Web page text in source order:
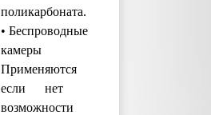
поликарбоната.
• Беспроводные
камеры
Применяются
если нет
возможности